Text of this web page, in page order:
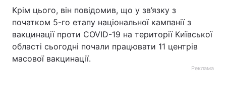
Крім цього, він повідомив, що у зв’язку з
початком 5-го етапу національної кампанії з
вакцинації проти COVID-19 на території Київської
області сьогодні почали працювати 11 центрів
масової вакцинації.
Реклама